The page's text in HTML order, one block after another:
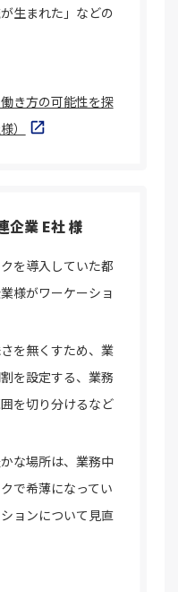
生まれた」などの
き方の可能性を探
）
企業 E社 様
を導入していた都
様がワーケーショ
を無くすため、業
を設定する、業務
を切り分けるなど
な場所は、業務中
で希薄になってい
ョンについて見直